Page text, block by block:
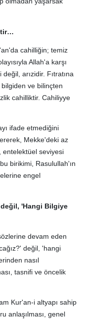
cahilliğin; temiz
Allah'a karşı
arızidir. Fıtratına
bilgiden ve bilinçten
cahilliktir. Cahiliyye
ifade etmediğini
Mekke'deki az
entelektüel seviyesi
birikimi, Rasulullah'ın
engel
değil, 'Hangi Bilgiye
devam eden
değil, 'hangi
nasıl
tasnifi ve öncelik
Kur'an-i altyapı sahip
anlaşılması, genel